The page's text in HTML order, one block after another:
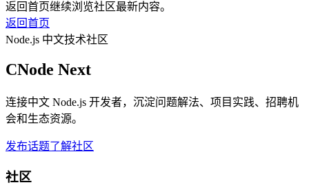
返回首页继续浏览社区最新内容。
返回首页
Node.js 中文技术社区
CNode Next
连接中文 Node.js 开发者，沉淀问题解法、项目实践、招聘机
会和生态资源。
发布话题了解社区
社区